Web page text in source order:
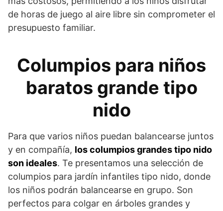
de horas de juego al aire libre sin comprometer el
presupuesto familiar.
Columpios para niños
baratos grande tipo
nido
Para que varios niños puedan balancearse juntos
y en compañía, los columpios grandes tipo nido
son ideales. Te presentamos una selección de
columpios para jardín infantiles tipo nido, donde
los niños podrán balancearse en grupo. Son
perfectos para colgar en árboles grandes y